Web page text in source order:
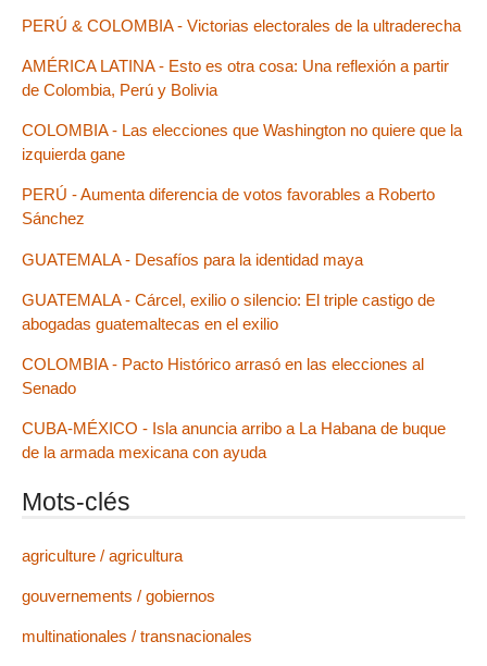
PERÚ & COLOMBIA - Victorias electorales de la ultraderecha
AMÉRICA LATINA - Esto es otra cosa: Una reflexión a partir
de Colombia, Perú y Bolivia
COLOMBIA - Las elecciones que Washington no quiere que la
izquierda gane
PERÚ - Aumenta diferencia de votos favorables a Roberto
Sánchez
GUATEMALA - Desafíos para la identidad maya
GUATEMALA - Cárcel, exilio o silencio: El triple castigo de
abogadas guatemaltecas en el exilio
COLOMBIA - Pacto Histórico arrasó en las elecciones al
Senado
CUBA-MÉXICO - Isla anuncia arribo a La Habana de buque
de la armada mexicana con ayuda
Mots-clés
agriculture / agricultura
gouvernements / gobiernos
multinationales / transnacionales